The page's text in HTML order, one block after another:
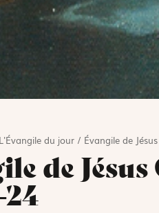
L'Évangile du jour/ Évangile de
de
24